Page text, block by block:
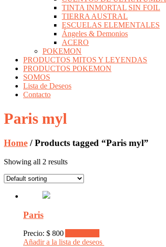
TINTA INMORTAL SIN FOIL
TIERRA AUSTRAL
ESCUELAS ELEMENTALES
Ángeles & Demonios
ACERO
POKEMON
PRODUCTOS MITOS Y LEYENDAS
PRODUCTOS POKEMON
SOMOS
Lista de Deseos
Contacto
Paris myl
Home / Products tagged “Paris myl”
Showing all 2 results
Paris
Precio: $ 800
Añadir a la lista de deseos